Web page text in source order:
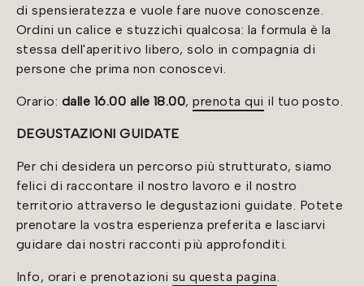
di spensieratezza e vuole fare nuove conoscenze.
Ordini un calice e stuzzichi qualcosa: la formula è la
stessa dell'aperitivo libero, solo in compagnia di
persone che prima non conoscevi.
Orario: dalle 16.00 alle 18.00,prenota qui il tuo posto.
DEGUSTAZIONI GUIDATE
Per chi desidera un percorso più strutturato, siamo
felici di raccontare il nostro lavoro e il nostro
territorio attraverso le degustazioni guidate. Potete
prenotare la vostra esperienza preferita e lasciarvi
guidare dai nostri racconti più approfonditi.
Info, orari e prenotazioni su questa pagina.